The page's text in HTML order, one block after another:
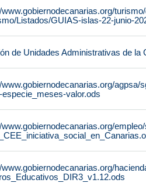
www.gobiernodecanarias.org/
Listados/GUIAS-islas-22-junio-
de Unidades Administrativas de la
www.gobiernodecanarias.org/
especie_meses-valor.ods
www.gobiernodecanarias.org/
www.gobiernodecanarias.org/